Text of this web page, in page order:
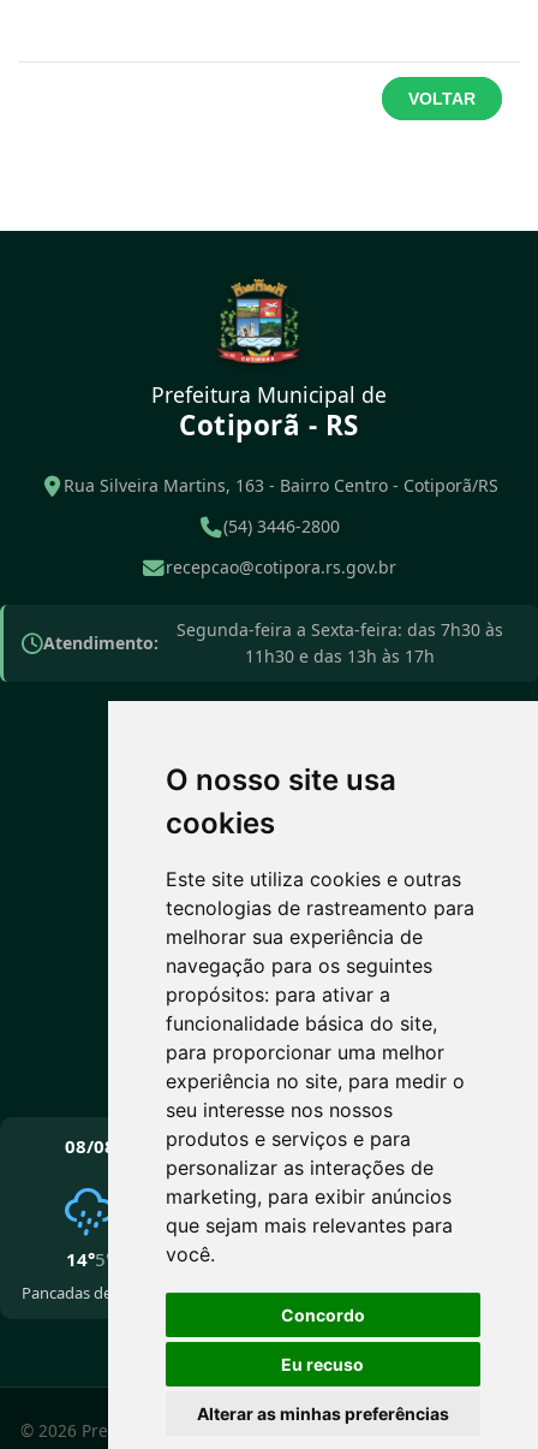
O nosso site usa
cookies
Este site utiliza cookies e outras
tecnologias de rastreamento para
melhorar sua experiência de
navegação para os seguintes
propósitos: para ativar a
funcionalidade básica do site,
para proporcionar uma melhor
experiência no site, para medir o
seu interesse nos nossos
produtos e serviços e para
personalizar as interações de
marketing, para exibir anúncios
que sejam mais relevantes para
você.
Concordo
Eu recuso
Alterar as minhas preferências
VOLTAR
Prefeitura Municipal de
Cotiporã - RS
Rua Silveira Martins, 163 - Bairro Centro - Cotiporã/RS
(54) 3446-2800
recepcao@cotipora.rs.gov.br
Atendimento:
Segunda-feira a Sexta-feira: das 7h30 às
11h30 e das 13h às 17h
PREVISÃO DO TEMPO
9°C
Parcialmente nublado
Máx: 14° • Mín: 5°
Vento: 10.5 km/h
08/08
14°5°
Pancadas de chuva
09/08
Nublado Nublado
© 2026 Prefeitura Municipal de Cotiporã - RS. Todos os